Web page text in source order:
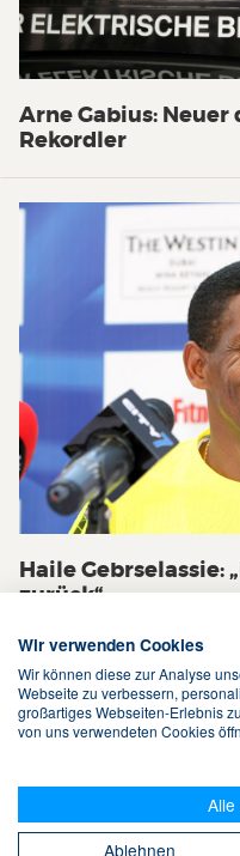
Arne Gabius:
Rekordler
Haile Gebrselassie:
zurück“
Wir verwenden Cookies
Wir können diese zur Analyse
Webseite zu verbessern,
großartiges Webseiten-Erlebnis
von uns verwendeten Cookies
Ablehnen